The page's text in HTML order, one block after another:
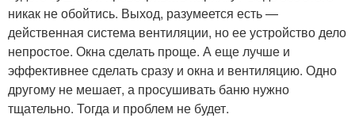
никак не обойтись. Выход, разумеется есть —
действенная система вентиляции, но ее устройство дело
непростое. Окна сделать проще. А еще лучше и
эффективнее сделать сразу и окна и вентиляцию. Одно
другому не мешает, а просушивать баню нужно
тщательно. Тогда и проблем не будет.